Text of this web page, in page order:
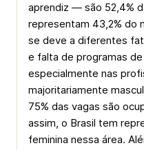
aprendiz — são 52,4%
representam 43,2% do
se deve a diferentes
e falta de programas
especialmente nas
majoritariamente
75% das vagas são
assim, o Brasil tem
feminina nessa área.